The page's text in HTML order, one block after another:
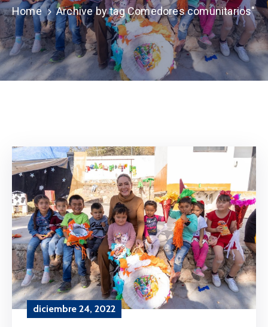
Home Archive by tag Comedores comunitarios"
diciembre 24, 2022